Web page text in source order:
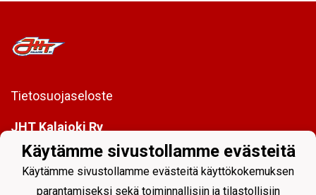
Tietosuojaseloste
JHT Kalajoki Ry
Pirkonsuontie 10, 85100 Kalajoki
info@jht.fi
Käytämme sivustollamme evästeitä
Käytämme sivustollamme evästeitä käyttökokemuksen
parantamiseksi sekä toiminnallisiin ja tilastollisiin